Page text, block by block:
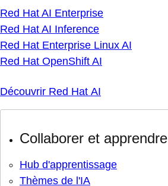
Red Hat AI Enterprise
Red Hat AI Inference
Red Hat Enterprise Linux AI
Red Hat OpenShift AI
Découvrir Red Hat AI
Collaborer et apprendre
Hub d'apprentissage
Thèmes de l'IA